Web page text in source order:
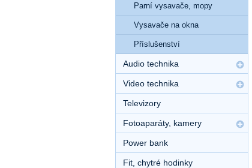
Parní vysavače, mopy
Vysavače na okna
Příslušenství
Audio technika
Video technika
Televizory
Fotoaparáty, kamery
Power bank
Fit, chytré hodinky